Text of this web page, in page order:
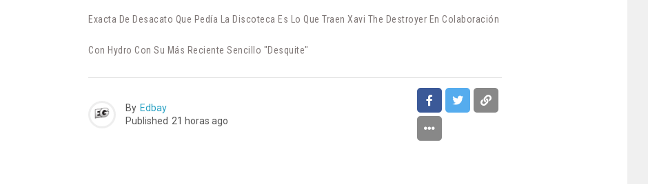
Exacta De Desacato Que Pedía La Discoteca Es Lo Que Traen Xavi The Destroyer En Colaboración
Con Hydro Con Su Más Reciente Sencillo "Desquite"
By Edbay
Published 21 horas ago